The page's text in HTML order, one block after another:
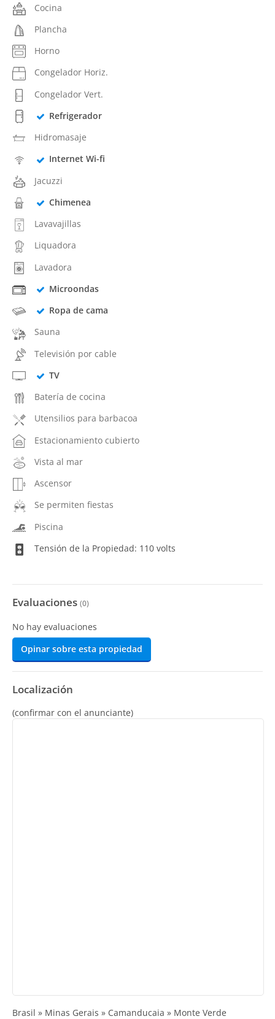
Cocina
Plancha
Horno
Congelador Horiz.
Congelador Vert.
Refrigerador
Hidromasaje
Internet Wi-fi
Jacuzzi
Chimenea
Lavavajillas
Liquadora
Lavadora
Microondas
Ropa de cama
Sauna
Televisión por cable
TV
Batería de cocina
Utensilios para barbacoa
Estacionamiento cubierto
Vista al mar
Ascensor
Se permiten fiestas
Piscina
Tensión de la Propiedad: 110 volts
Evaluaciones (0)
No hay evaluaciones
Opinar sobre esta propiedad
Localización
(confirmar con el anunciante)
Brasil » Minas Gerais » Camanducaia » Monte Verde